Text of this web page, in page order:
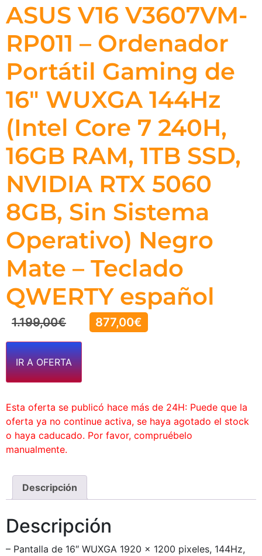
ASUS V16 V3607VM-
RP011 – Ordenador
Portátil Gaming de
16″ WUXGA 144Hz
(Intel Core 7 240H,
16GB RAM, 1TB SSD,
NVIDIA RTX 5060
8GB, Sin Sistema
Operativo) Negro
Mate – Teclado
QWERTY español
1.199,00€ 877,00€
IR A OFERTA
Esta oferta se publicó hace más de 24H: Puede que la
oferta ya no continue activa, se haya agotado el stock
o haya caducado. Por favor, compruébelo
manualmente.
Descripción
Descripción
– Pantalla de 16″ WUXGA 1920 x 1200 pixeles, 144Hz,